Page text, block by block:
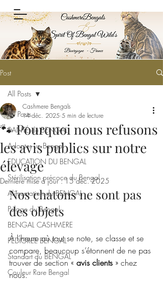
Post
All Posts
SANTÉ du BENGAL
Adopter un Bengal
EDUCATION DU BENGAL
Stérilisation précoce du Bengal
Alimentation du BENGAL
Pelage du Bengal
BENGAL CASHMERE
PEDIGREE BENGAL
Standart du BENGAL
Couleur Rare Bengal
All Posts
🐾 Pourquoi nous refusons
les avis publics sur notre
élevage
Cashmere Bengals
14 déc. 2025 5 min de lecture
Dernière mise à jour :15 déc. 2025
Nos chatons ne sont pas
des objets
À l’heure où tout se note, se classe et se
compare, beaucoup s’étonnent de ne pas
trouver de section « avis clients » chez
nous.